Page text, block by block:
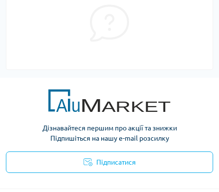
Дізнавайтеся першим про акції та знижки
Підпишіться на нашу e-mail розсилку
Підписатися